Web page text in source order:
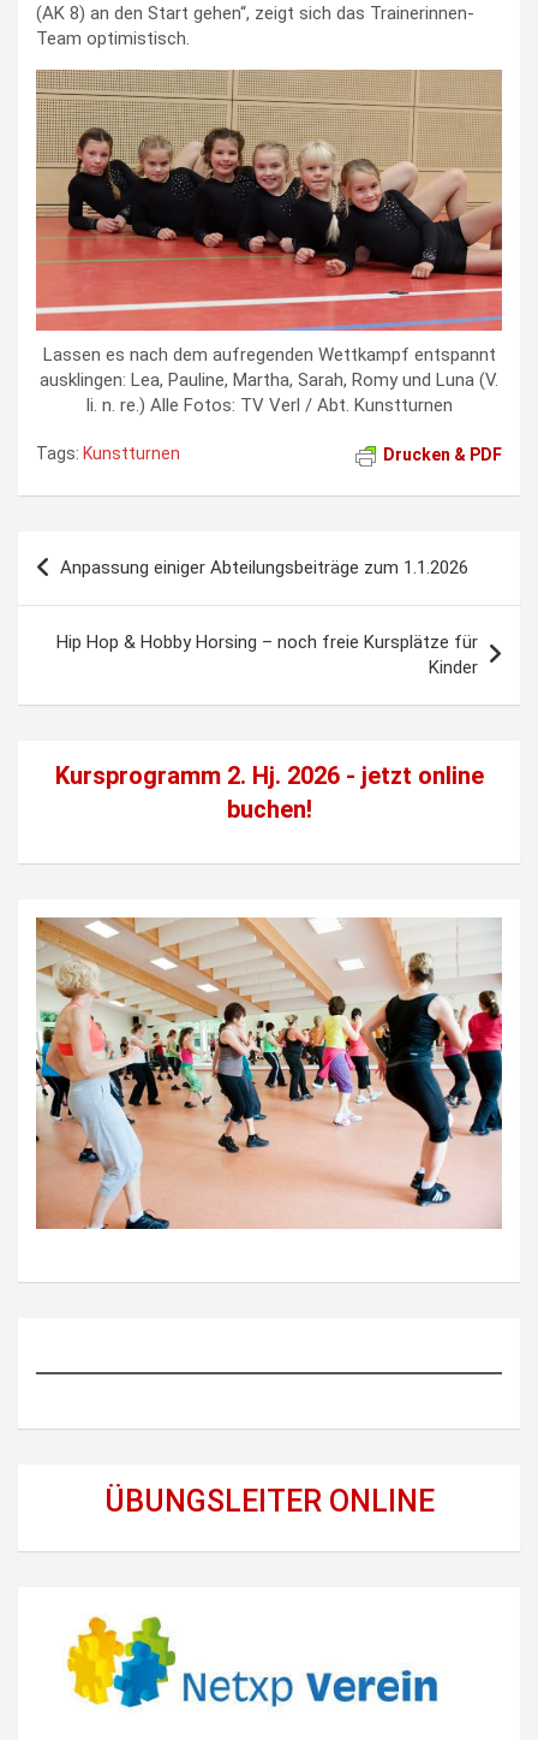
(AK 8) an den Start gehen“, zeigt sich das Trainerinnen-
Team optimistisch.
Lassen es nach dem aufregenden Wettkampf entspannt
ausklingen: Lea, Pauline, Martha, Sarah, Romy und Luna (V.
li. n. re.) Alle Fotos: TV Verl / Abt. Kunstturnen
Drucken & PDF
Tags: Kunstturnen
Beitragsnavigation
Anpassung einiger Abteilungsbeiträge zum 1.1.2026
Hip Hop & Hobby Horsing – noch freie Kursplätze für
Kinder
Kursprogramm 2. Hj. 2026 - jetzt online
buchen!
ÜBUNGSLEITER ONLINE